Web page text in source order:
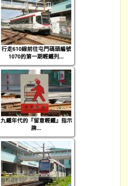
行走610線前往屯門碼頭編號
1070的第一期輕鐵列...
九鐵年代的『留意輕鐵』指示
牌...